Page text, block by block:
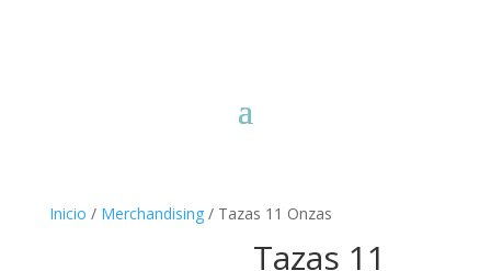
Inicio / Merchandising/ Tazas 11 Onzas
Tazas 11